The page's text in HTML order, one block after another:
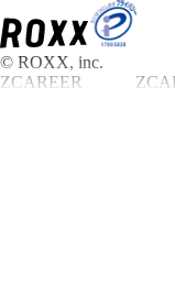
© ROXX, inc.
ZCAREER